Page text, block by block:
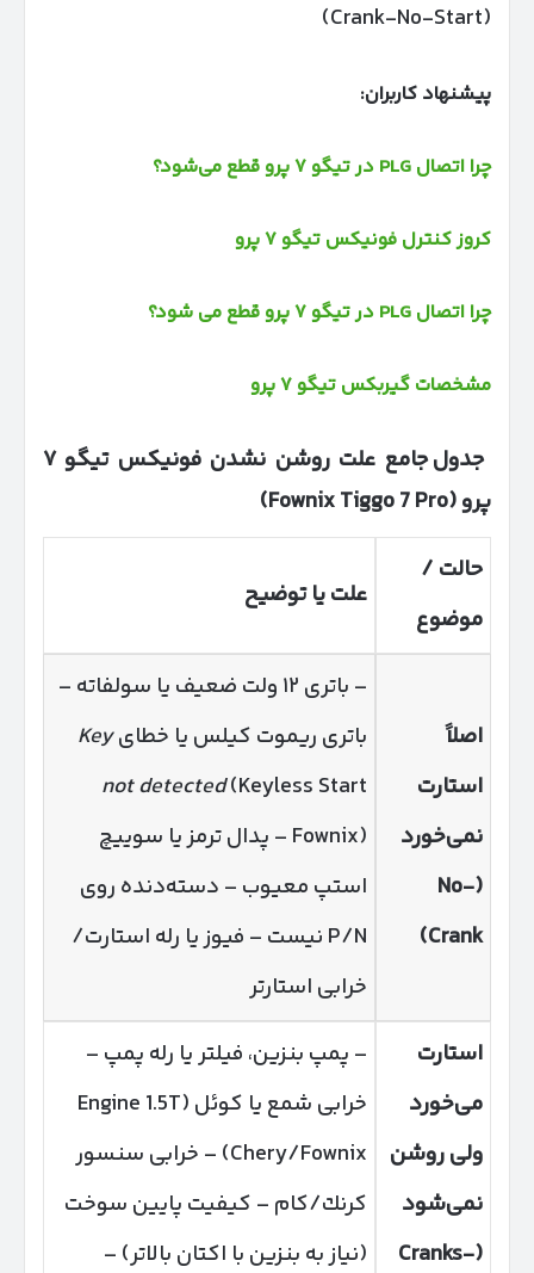
(Crank-No-Start)
پیشنهاد کاربران:
چرا اتصال PLG در تیگو ۷ پرو قطع می‌شود؟
کروز کنترل فونیکس تیگو ۷ پرو
چرا اتصال PLG در تیگو ۷ پرو قطع می‌ شود؟
مشخصات گیربکس تیگو ۷ پرو
جدول جامع علت روشن نشدن فونیکس تیگو۷
پرو(Fownix Tiggo 7 Pro)
حالت /
موضوع
علت یا توضیح
اصلاً
استارت
نمی‌خورد
(No-
Crank)
– باتری ۱۲ ولت ضعیف یا سولفاته –
باتری ریموت کیلس یا خطایKey
not detected(Keyless Start
Fownix) – پدال ترمز یا سوییچ
استپ معیوب – دسته‌دنده روی
P/N نیست – فیوز یا رله استارت/
خرابی استارتر
استارت
می‌خورد
ولی روشن
نمی‌شود
(Cranks-
– پمپ بنزین، فیلتر یا رله پمپ –
خرابی شمع یا کوئل (Engine 1.5T
Chery/Fownix) – خرابی سنسور
کرنك/كام – کیفیت پایین سوخت
(نیاز به بنزین با اکتان بالاتر) –